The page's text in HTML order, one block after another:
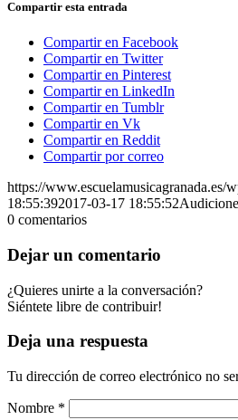
Compartir esta entrada
Compartir en Facebook
Compartir en Twitter
Compartir en Pinterest
Compartir en LinkedIn
Compartir en Tumblr
Compartir en Vk
Compartir en Reddit
Compartir por correo
https://www.escuelamusicagranada.es/
18:55:392017-03-17 18:55:52
0 comentarios
Dejar un comentario
¿Quieres unirte a la conversación?
Siéntete libre de contribuir!
Deja una respuesta
Tu dirección de correo electrónico no
Nombre *